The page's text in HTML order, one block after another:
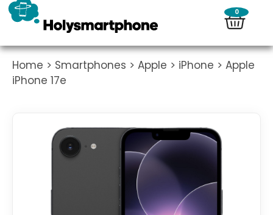
0
Home > Smartphones > Apple > iPhone > Apple
iPhone 17e